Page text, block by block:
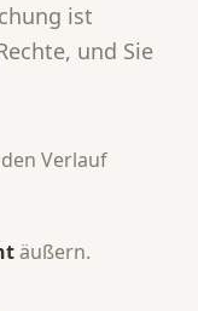
ist
und Sie
Verlauf
äußern.